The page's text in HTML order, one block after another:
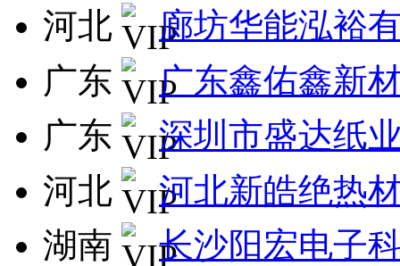
河北
廊坊华能泓裕
广东
广东鑫佑鑫新
广东
深圳市盛达纸
河北
河北新皓绝热
湖南
长沙阳宏电子